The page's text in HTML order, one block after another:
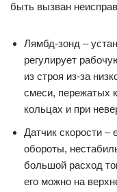
быть вызван
Лямбд-зонд –
регулирует
из строя из-за
смеси, пережатых
кольцах и при
Датчик скорости –
обороты,
большой расход
его можно на